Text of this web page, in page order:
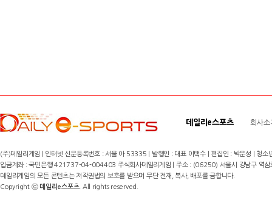
데일리e스포츠 회사소
(주)데일리게임 | 인터넷 신문등록번호 : 서울 아 53335 | 발행인 : 대표 이택수 | 편집인 : 박운성 |
입금계좌 : 국민은행 421737-04-004403 주식회사데일리게임 | 주소 : (06250) 서울시 강남구
데일리게임의 모든 콘텐츠는 저작권법의 보호를 받으며 무단 전재, 복사, 배포를 금합니다.
Copyright ⓒ데일리e스포츠. All rights reserved.